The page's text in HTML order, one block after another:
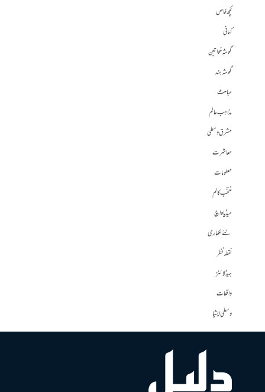
کچھ خاص
کہانی
گوشہ خواتین
گوشہ ہند
مباحث
مذاہب عالم
مشرق وسطی
معاشرت
معلومات
منتخب کالم
میڈیا واچ
نئے لکھاری
نقطہ نظر
ہیڈلائنز
واقعات
وسطی ایشیا